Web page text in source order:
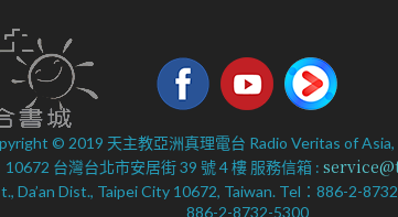
© 2019 天主教亞洲真理電台 Radio Veritas of
10672 台灣台北市安居街 39 號 4 樓 服務信箱 :
Da’an Dist., Taipei City 10672, Taiwan. Tel：886-2-
886-2-8732-5300